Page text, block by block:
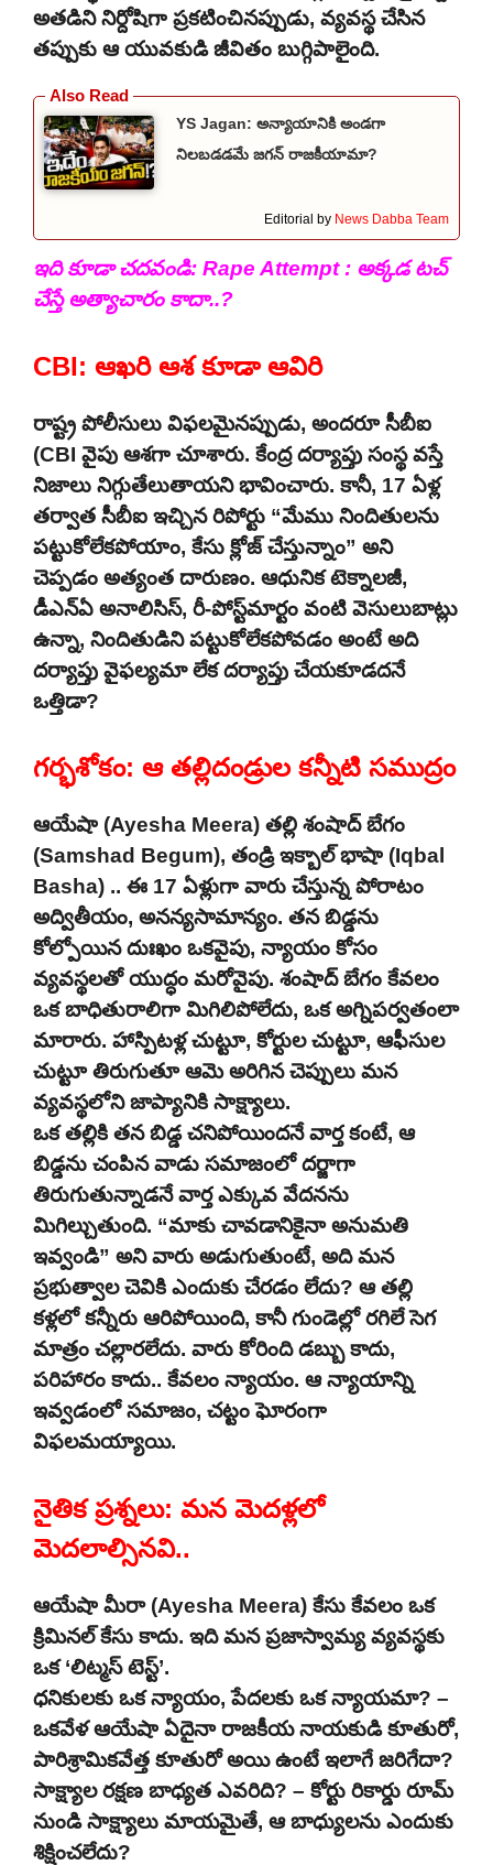
అతడిని నిర్దోషిగా ప్రకటించినప్పుడు, వ్యవస్థ చేసిన
తప్పుకు ఆ యువకుడి జీవితం బుగ్గిపాలైంది.
YS Jagan: అన్యాయానికి అండగా
నిలబడడమే జగన్ రాజకీయామా?
Editorial by News Dabba Team
ఇది కూడా చదవండి: Rape Attempt : అక్కడ టచ్
చేస్తే అత్యాచారం కాదా..?
CBI: ఆఖరి ఆశ కూడా ఆవిరి
రాష్ట్ర పోలీసులు విఫలమైనప్పుడు, అందరూ సీబీఐ
(CBI వైపు ఆశగా చూశారు. కేంద్ర దర్యాప్తు సంస్థ వస్తే
నిజాలు నిగ్గుతేలుతాయని భావించారు. కానీ, 17 ఏళ్ల
తర్వాత సీబీఐ ఇచ్చిన రిపోర్టు “మేము నిందితులను
పట్టుకోలేకపోయాం, కేసు క్లోజ్ చేస్తున్నాం” అని
చెప్పడం అత్యంత దారుణం. ఆధునిక టెక్నాలజీ,
డీఎన్ఏ అనాలిసిస్, రీ-పోస్ట్‌మార్టం వంటి వెసులుబాట్లు
ఉన్నా, నిందితుడిని పట్టుకోలేకపోవడం అంటే అది
దర్యాప్తు వైఫల్యమా లేక దర్యాప్తు చేయకూడదనే
ఒత్తిడా?
గర్భశోకం: ఆ తల్లిదండ్రుల కన్నీటి సముద్రం
ఆయేషా (Ayesha Meera) తల్లి శంషాద్ బేగం
(Samshad Begum), తండ్రి ఇక్బాల్ భాషా (Iqbal
Basha) .. ఈ 17 ఏళ్లుగా వారు చేస్తున్న పోరాటం
అద్వితీయం, అనన్యసామాన్యం. తన బిడ్డను
కోల్పోయిన దుఃఖం ఒకవైపు, న్యాయం కోసం
వ్యవస్థలతో యుద్ధం మరోవైపు. శంషాద్ బేగం కేవలం
ఒక బాధితురాలిగా మిగిలిపోలేదు, ఒక అగ్నిపర్వతంలా
మారారు. హాస్పిటళ్ల చుట్టూ, కోర్టుల చుట్టూ, ఆఫీసుల
చుట్టూ తిరుగుతూ ఆమె అరిగిన చెప్పులు మన
వ్యవస్థలోని జాప్యానికి సాక్ష్యాలు.
ఒక తల్లికి తన బిడ్డ చనిపోయిందనే వార్త కంటే, ఆ
బిడ్డను చంపిన వాడు సమాజంలో దర్జాగా
తిరుగుతున్నాడనే వార్త ఎక్కువ వేదనను
మిగిల్చుతుంది. “మాకు చావడానికైనా అనుమతి
ఇవ్వండి” అని వారు అడుగుతుంటే, అది మన
ప్రభుత్వాల చెవికి ఎందుకు చేరడం లేదు? ఆ తల్లి
కళ్లలో కన్నీరు ఆరిపోయింది, కానీ గుండెల్లో రగిలే సెగ
మాత్రం చల్లారలేదు. వారు కోరింది డబ్బు కాదు,
పరిహారం కాదు.. కేవలం న్యాయం. ఆ న్యాయాన్ని
ఇవ్వడంలో సమాజం, చట్టం ఘోరంగా
విఫలమయ్యాయి.
నైతిక ప్రశ్నలు: మన మెదళ్లలో
మెదలాల్సినవి..
ఆయేషా మీరా (Ayesha Meera) కేసు కేవలం ఒక
క్రిమినల్ కేసు కాదు. ఇది మన ప్రజాస్వామ్య వ్యవస్థకు
ఒక ‘లిట్మస్ టెస్ట్’.
ధనికులకు ఒక న్యాయం, పేదలకు ఒక న్యాయమా? –
ఒకవేళ ఆయేషా ఏదైనా రాజకీయ నాయకుడి కూతురో,
పారిశ్రామికవేత్త కూతురో అయి ఉంటే ఇలాగే జరిగేదా?
సాక్ష్యాల రక్షణ బాధ్యత ఎవరిది? – కోర్టు రికార్డు రూమ్
నుండి సాక్ష్యాలు మాయమైతే, ఆ బాధ్యులను ఎందుకు
శిక్షించలేదు?